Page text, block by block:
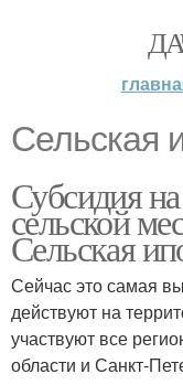
Сельская
Субсидия
сельской
Сельская
Сейчас это самая
действуют на
участвуют все
области и Санкт-